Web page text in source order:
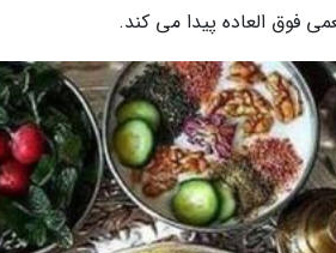
فوق العاده پیدا می کند.